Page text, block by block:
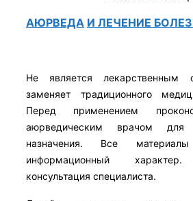
АЮРВЕДА И ЛЕЧЕНИЕ
Не является
заменяет традиционного
Перед применением
аюрведическим врачом для
назначения. Все
информационный характер.
консультация специалиста.